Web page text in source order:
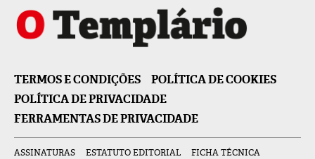
TERMOS E CONDIÇÕES
POLÍTICA DE COOKIES
POLÍTICA DE PRIVACIDADE
FERRAMENTAS DE PRIVACIDADE
ASSINATURAS ESTATUTO EDITORIAL
FICHA TÉCNICA